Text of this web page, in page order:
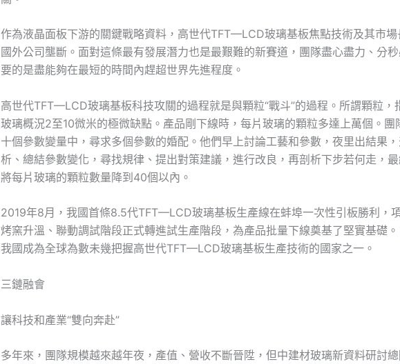
作為液晶面板下游的關鍵戰略資料，高世代TFT—LCD玻璃基板焦點技術及其市場
國外公司壟斷。面對這條最有發展潛力也是最艱難的新賽道，團隊盡心盡力、分秒
要的是盡能夠在最短的時間內趕超世界先進程度。
高世代TFT—LCD玻璃基板科技攻關的過程就是與顆粒“戰斗”的過程。所謂顆粒，
玻璃概況2至10微米的極微缺點。產品剛下線時，每片玻璃的顆粒多達上萬個。團
十個參數變量中，尋求多個參數的婚配。他們早上討論工藝和參數，夜里出結果
析、總結參數變化，尋找規律、提出對策建議，進行改良，再剖析下步若何走，
將每片玻璃的顆粒數量降到40個以內。
2019年8月，我國首條8.5代TFT—LCD玻璃基板生產線在蚌埠一次性引板勝利，
烤窯升溫、聯動調試階段正式轉進試生產階段，為產品批量下線奠基了堅實基礎。
我國成為全球為數未幾把握高世代TFT—LCD玻璃基板生產技術的國家之一。
三鏈融會
讓科技和產業“雙向奔赴”
多年來，團隊規模越來越年夜，產值、營收不斷晉陞，但中建材玻璃新資料研討